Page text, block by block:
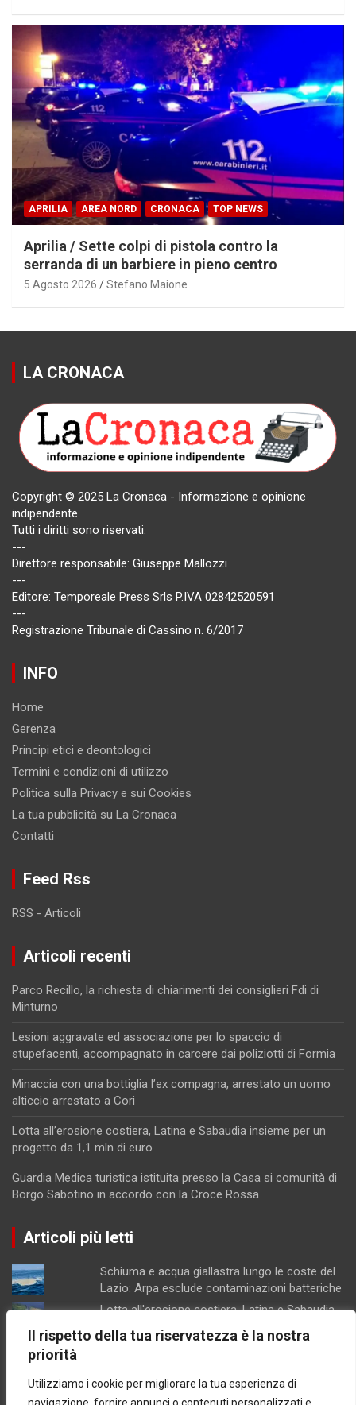
Il rispetto della tua riservatezza è la nostra
priorità
Utilizziamo i cookie per migliorare la tua esperienza di
APRILIA AREA NORD CRONACA TOP NEWS
Aprilia / Sette colpi di pistola contro la
serranda di un barbiere in pieno centro
5 Agosto 2026 Stefano Maione
LA CRONACA
Copyright © 2025 La Cronaca - Informazione e opinione
indipendente
Tutti i diritti sono riservati.
---
Direttore responsabile: Giuseppe Mallozzi
---
Editore: Temporeale Press Srls P.IVA 02842520591
---
Registrazione Tribunale di Cassino n. 6/2017
INFO
Home
Gerenza
Principi etici e deontologici
Termini e condizioni di utilizzo
Politica sulla Privacy e sui Cookies
La tua pubblicità su La Cronaca
Contatti
Feed Rss
RSS - Articoli
Articoli recenti
Parco Recillo, la richiesta di chiarimenti dei consiglieri Fdi di
Minturno
Lesioni aggravate ed associazione per lo spaccio di
stupefacenti, accompagnato in carcere dai poliziotti di Formia
Minaccia con una bottiglia l’ex compagna, arrestato un uomo
alticcio arrestato a Cori
Lotta all’erosione costiera, Latina e Sabaudia insieme per un
progetto da 1,1 mln di euro
Guardia Medica turistica istituita presso la Casa si comunità di
Borgo Sabotino in accordo con la Croce Rossa
Articoli più letti
Schiuma e acqua giallastra lungo le coste del
Lazio: Arpa esclude contaminazioni batteriche
Lotta all'erosione costiera, Latina e Sabaudia
Minturno / “Gonfiata” l’altezza dell’edificio per